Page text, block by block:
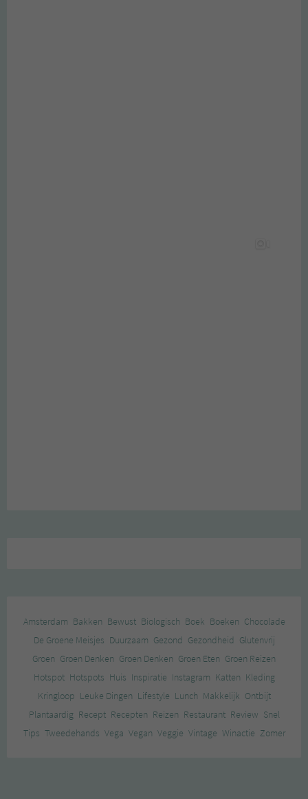
Amsterdam Bakken Bewust Biologisch Boek Boeken Chocolade
De Groene Meisjes Duurzaam Gezond Gezondheid Glutenvrij
Groen Groen Denken Groen Denken Groen Eten Groen Reizen
Hotspot Hotspots Huis Inspiratie Instagram Katten Kleding
Kringloop Leuke Dingen Lifestyle Lunch Makkelijk Ontbijt
Plantaardig Recept Recepten Reizen Restaurant Review Snel
Tips Tweedehands Vega Vegan Veggie Vintage Winactie Zomer